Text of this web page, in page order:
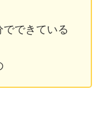
できている